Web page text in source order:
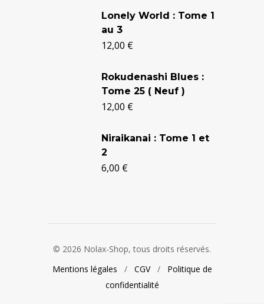
Lonely World : Tome 1
au 3
12,00 €
Rokudenashi Blues :
Tome 25 ( Neuf )
12,00 €
Niraikanai : Tome 1 et
2
6,00 €
© 2026 Nolax-Shop, tous droits réservés.
Mentions légales / CGV/ Politique de
confidentialité